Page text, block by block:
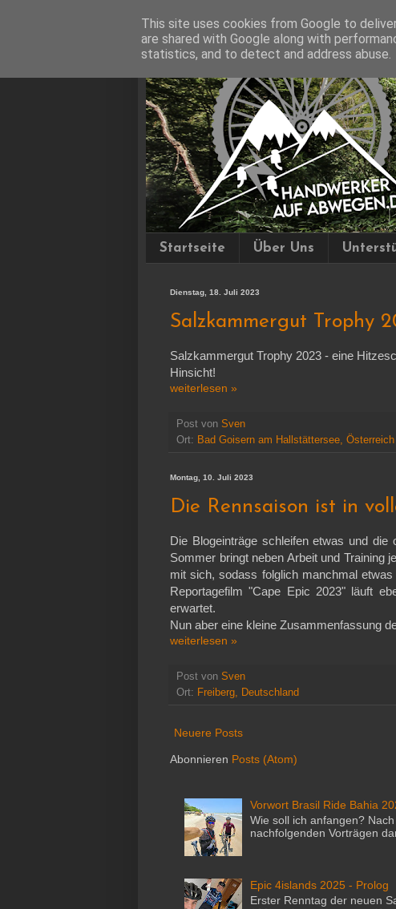
Startseite Über Uns
Dienstag, 18. Juli 2023
Salzkammergut Trophy
Salzkammergut Trophy 2023 - eine
Hinsicht!
wei­ter­le­sen »
Post von Sven
Ort: Bad Goisern am Hallstättersee, Österreich
Montag, 10. Juli 2023
Die Rennsaison ist in
Die Blogeinträge schleifen etwas und
Sommer bringt neben Arbeit und Training
mit sich, sodass folglich manchmal
Reportagefilm "Cape Epic 2023" läuft
erwartet.
Nun aber eine kleine Zusammenfassung
wei­ter­le­sen »
Post von Sven
Ort: Freiberg, Deutschland
Neuere Posts
Abonnieren Posts (Atom)
Vorwort Brasil Ride Bahia
Wie soll ich anfangen?
nachfolgenden Vorträgen
Epic 4islands 2025 - Prolog
Erster Renntag der neuen
This site uses cookies from Google to
are shared with Google along with
statistics, and to detect and address abuse.